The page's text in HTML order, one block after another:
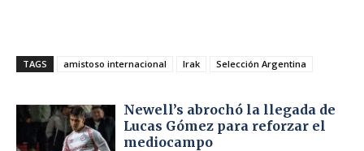
TAGS amistoso internacional Irak Selección Argentina
Newell’s abrochó la llegada de
Lucas Gómez para reforzar el
mediocampo